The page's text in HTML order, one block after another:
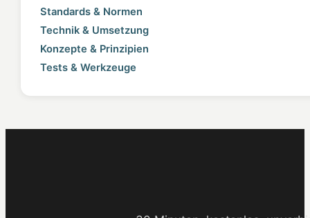
Standards & Normen
Technik & Umsetzung
Konzepte & Prinzipien
Tests & Werkzeuge